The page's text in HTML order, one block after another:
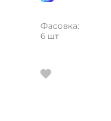
Фасовка:
6 шт